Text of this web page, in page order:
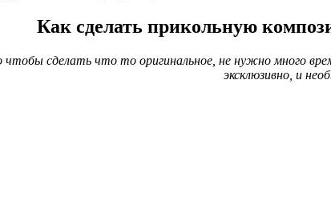
Как сделать прикольную
чтобы сделать что то оригинальное, не нужно много
эксклюзивно, и